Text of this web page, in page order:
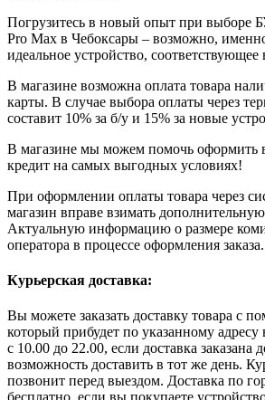
Погрузитесь в новый опыт при выборе
Pro Max в Чебоксары – возможно,
идеальное устройство,
В магазине возможна оплата товара
карты. В случае выбора оплаты через
составит 10% за б/у и 15% за новые
В магазине мы можем помочь оформить
кредит на самых выгодных условиях!
При оформлении оплаты товара через
магазин вправе взимать
Актуальную информацию о размере
оператора в процессе оформления заказа.
Курьерская доставка:
Вы можете заказать доставку товара с
который прибудет по указанному
с 10.00 до 22.00, если доставка заказана
возможность доставить в тот же день.
позвонит перед выездом. Доставка по